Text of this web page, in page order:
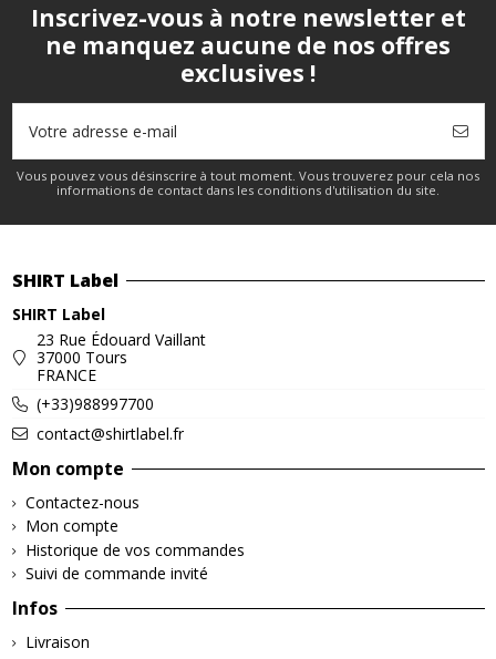
Inscrivez-vous à notre newsletter et
ne manquez aucune de nos offres
exclusives !
Vous pouvez vous désinscrire à tout moment. Vous trouverez pour cela nos
informations de contact dans les conditions d'utilisation du site.
SHIRT Label
SHIRT Label
23 Rue Édouard Vaillant
37000 Tours
FRANCE
(+33)988997700
contact@shirtlabel.fr
Mon compte
Contactez-nous
Mon compte
Historique de vos commandes
Suivi de commande invité
Infos
Livraison